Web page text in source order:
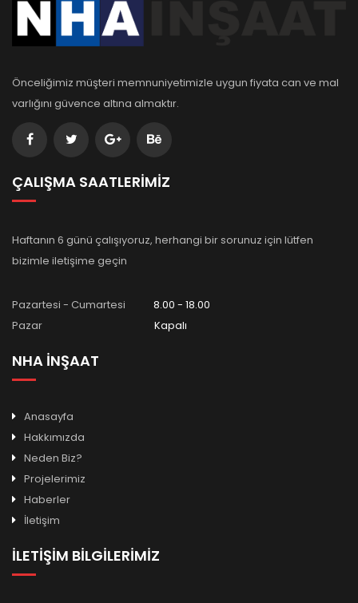
Önceliğimiz müşteri memnuniyetimizle uygun fiyata can ve mal
varlığını güvence altına almaktır.
ÇALIŞMA SAATLERİMİZ
Haftanın 6 günü çalışıyoruz, herhangi bir sorunuz için lütfen
bizimle iletişime geçin
Pazartesi - Cumartesi
8.00 - 18.00
Pazar
Kapalı
NHA İNŞAAT
Anasayfa
Hakkımızda
Neden Biz?
Projelerimiz
Haberler
İletişim
İLETİŞİM BİLGİLERİMİZ